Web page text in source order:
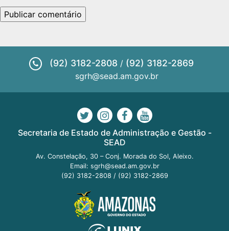
(92) 3182-2808 / (92) 3182-2869
sgrh@sead.am.gov.br
Secretaria de Estado de Administração e Gestão -
SEAD
Av. Constelação, 30 – Conj. Morada do Sol, Aleixo.
Email: sgrh@sead.am.gov.br
(92) 3182-2808 / (92) 3182-2869